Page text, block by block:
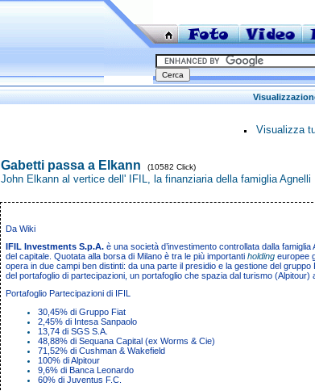
Visualizza
Gabetti passa a Elkann (10582 Click)
John Elkann al vertice dell' IFIL, la finanziaria della famiglia Agnelli
Da Wiki
IFIL Investments S.p.A. è una società d’investimento controllata dalla famiglia
del capitale. Quotata alla borsa di Milano è tra le più importanti holding europee
opera in due campi ben distinti: da una parte il presidio e la gestione del gruppo
del portafoglio di partecipazioni, un portafoglio che spazia dal turismo (Alpitour)
Portafoglio Partecipazioni di IFIL
30,45% di Gruppo Fiat
2,45% di Intesa Sanpaolo
13,74 di SGS S.A.
48,88% di Sequana Capital (ex Worms & Cie)
71,52% di Cushman & Wakefield
100% diAlpitour
9,6% di Banca Leonardo
60% di Juventus F.C.